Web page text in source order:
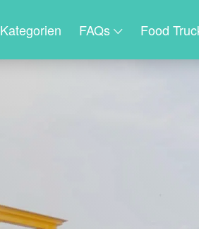
Kategorien FAQs Food